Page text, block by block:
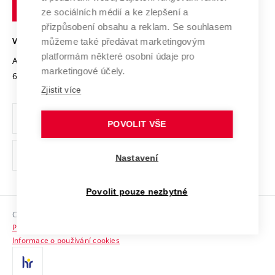
Open Science
Projekty
Projekty ze strukturálních fondů
Specifický výzkum
Mezinárodní dohody
Univerzitní sítě
Podnikavá univerzita / ContriBUTe
Bezpečná univerzita
Vyznamenání
Organizační struktura
Ochrana osobních údajů
odkaz)
Sociální bezpečí
HR Award
Kontakty
technické
VYSOKÉ UČENÍ TECHNICKÉ V BRNĚ
Antonínská 548/1
602 00 Brno
www.vut.cz
vut@vutbr.cz
Copyright © 2026 VUT
Prohlášení o přístupnosti
Informace o používání cookies
ze sociálních médií a ke zlepšení a
přizpůsobení obsahu a reklam. Se souhlasem
můžeme také předávat marketingovým
platformám některé osobní údaje pro
marketingové účely.
Zjistit více
POVOLIT VŠE
Nastavení
Povolit pouze nezbytné